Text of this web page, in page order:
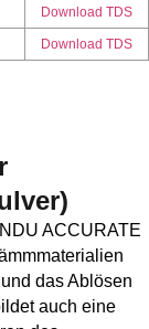
Download TDS
Download TDS
ACCURATE
das Ablösen
auch eine